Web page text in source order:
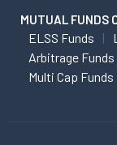
MUTUAL FUNDS
ELSS Funds
Arbitrage Funds
Multi Cap Funds